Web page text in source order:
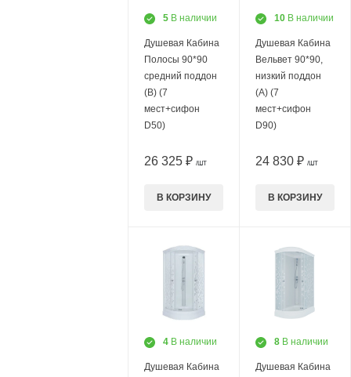
5 В наличии
Душевая Кабина
Полосы 90*90
средний поддон
(В) (7
мест+сифон
D50)
26 325 ₽ /ШТ
В КОРЗИНУ
10 В наличии
Душевая Кабина
Вельвет 90*90,
низкий поддон
(А) (7
мест+сифон
D90)
24 830 ₽ /ШТ
В КОРЗИНУ
4 В наличии
Душевая Кабина
8 В наличии
Душевая Кабина